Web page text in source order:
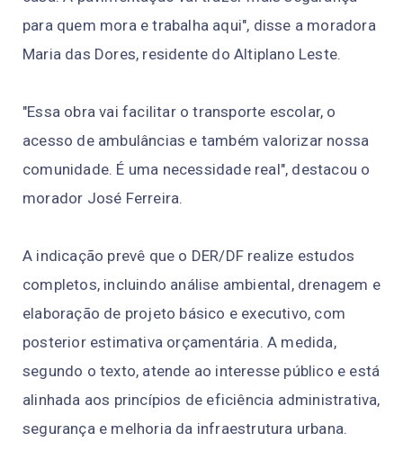
para quem mora e trabalha aqui", disse a moradora
Maria das Dores, residente do Altiplano Leste.
"Essa obra vai facilitar o transporte escolar, o
acesso de ambulâncias e também valorizar nossa
comunidade. É uma necessidade real", destacou o
morador José Ferreira.
A indicação prevê que o DER/DF realize estudos
completos, incluindo análise ambiental, drenagem e
elaboração de projeto básico e executivo, com
posterior estimativa orçamentária. A medida,
segundo o texto, atende ao interesse público e está
alinhada aos princípios de eficiência administrativa,
segurança e melhoria da infraestrutura urbana.